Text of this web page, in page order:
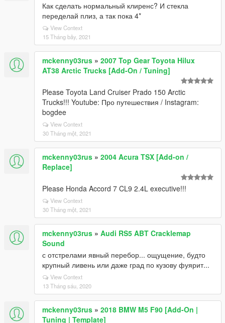
Как сделать нормальный клиренс? И стекла
переделай плиз, а так пока 4*
View Context
15 Tháng bảy, 2021
mckenny03rus » 2007 Top Gear Toyota Hilux
AT38 Arctic Trucks [Add-On / Tuning]
Please Toyota Land Cruiser Prado 150 Arctic
Trucks!!! Youtube: Про путешествия / Instagram:
bogdee
View Context
30 Tháng một, 2021
mckenny03rus » 2004 Acura TSX [Add-on /
Replace]
Please Honda Accord 7 CL9 2.4L executive!!!
View Context
30 Tháng một, 2021
mckenny03rus » Audi RS5 ABT Cracklemap
Sound
с отстрелами явный перебор... ощущение, будто
крупный ливень или даже град по кузову фуярит...
View Context
13 Tháng sáu, 2020
mckenny03rus » 2018 BMW M5 F90 [Add-On |
Tuning | Template]